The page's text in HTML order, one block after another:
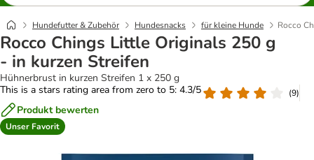
Hundefutter & Zubehör Hundesnacks für kleine Hunde Rocco
Rocco Chings Little Originals 250 g
- in kurzen Streifen
Hühnerbrust in kurzen Streifen 1 x 250 g
This is a stars rating area from zero to 5: 4.3/5
(9)
Produkt bewerten
Unser Favorit